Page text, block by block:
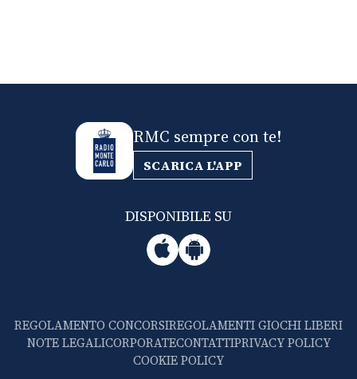
RMC sempre con te!
SCARICA L'APP
DISPONIBILE SU
REGOLAMENTO CONCORSIREGOLAMENTI GIOCHI LIBERI
NOTE LEGALICORPORATECONTATTIPRIVACY POLICY
COOKIE POLICY